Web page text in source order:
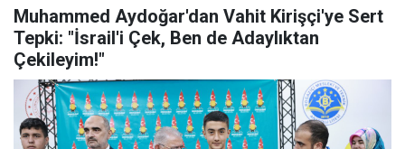
Muhammed Aydoğar'dan Vahit Kirişçi'ye Sert
Tepki: "İsrail'i Çek, Ben de Adaylıktan
Çekileyim!"